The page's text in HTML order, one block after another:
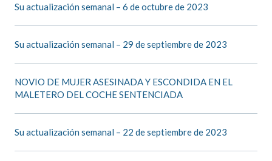
Su actualización semanal – 6 de octubre de 2023
Su actualización semanal – 29 de septiembre de 2023
NOVIO DE MUJER ASESINADA Y ESCONDIDA EN EL
MALETERO DEL COCHE SENTENCIADA
Su actualización semanal – 22 de septiembre de 2023